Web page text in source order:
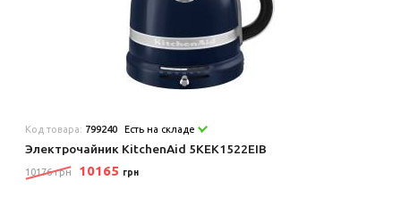
Код товара: 799240 Есть на складе
Электрочайник KitchenAid 5KEK1522EIB
10176 грн 10165 грн